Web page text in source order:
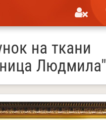
на ткани
Людмила"